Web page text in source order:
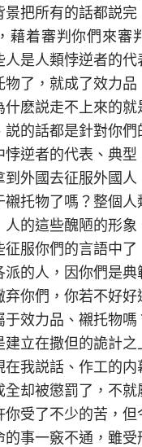
景把所有的話都説
藉着審判你們來審
人是人類悖逆者的代
物了，就成了效力
麽説走不上來的就
説的話都是針對你
逆者的代表、典
到外國去征服外國
托物了嗎？整個人
的這些醜陋的形象
征服你們的言語中
派的人，因你們是典
弃你們，你若不好
效力品、襯托物
建立在撒但的詭計
我説話、作工的
却被懲罰了，不就
你受了不少的苦，
的事一竅不通，雖受